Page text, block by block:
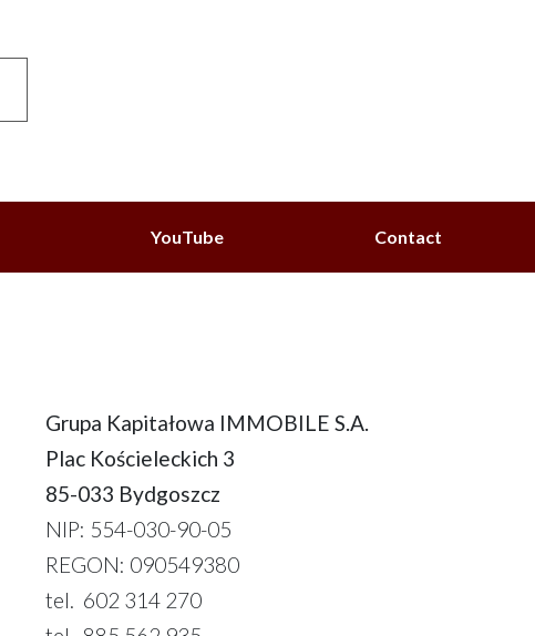
YouTube Contact
Grupa Kapitałowa IMMOBILE S.A.
Plac Kościeleckich 3
85-033 Bydgoszcz
NIP: 554-030-90-05
REGON: 090549380
tel. 602 314 270